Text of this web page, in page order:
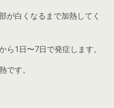
が白くなるまで加熱してく
ら1日〜7日で発症します。
です。